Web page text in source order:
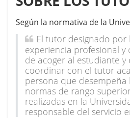
Según la normativa de la
El tutor designado
experiencia profesional y
de acoger al estudiante
coordinar con el tutor
persona que
normas de rango
realizadas en la
responsable del servicio